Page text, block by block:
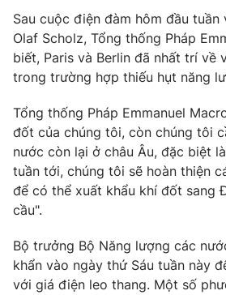
Sau cuộc điện đàm hôm đầu
Olaf Scholz, Tổng thống Pháp
biết, Paris và Berlin đã nhất trí về
trong trường hợp thiếu hụt năng
Tổng thống Pháp Emmanuel
đốt của chúng tôi, còn chúng tôi
nước còn lại ở châu Âu, đặc biệt
tuần tới, chúng tôi sẽ hoàn thiện
để có thể xuất khẩu khí đốt sang
cầu".
Bộ trưởng Bộ Năng lượng các
khẩn vào ngày thứ Sáu tuần này
với giá điện leo thang. Một số